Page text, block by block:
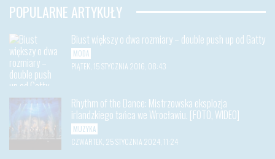
POPULARNE ARTYKUŁY
Biust większy o dwa rozmiary – double push up od Gatty
MODA
PIĄTEK, 15 STYCZNIA 2016, 08:43
Rhythm of the Dance: Mistrzowska eksplozja
irlandzkiego tańca we Wrocławiu. [FOTO, WIDEO]
MUZYKA
CZWARTEK, 25 STYCZNIA 2024, 11:24